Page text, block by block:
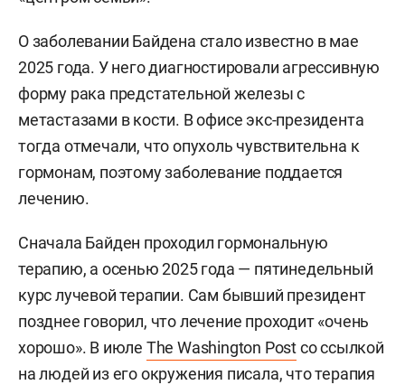
О заболевании Байдена стало известно в мае
2025 года. У него диагностировали агрессивную
форму рака предстательной железы с
метастазами в кости. В офисе экс-президента
тогда отмечали, что опухоль чувствительна к
гормонам, поэтому заболевание поддается
лечению.
Сначала Байден проходил гормональную
терапию, а осенью 2025 года — пятинедельный
курс лучевой терапии. Сам бывший президент
позднее говорил, что лечение проходит «очень
хорошо». В июле The Washington Postсо ссылкой
на людей из его окружения писала, что терапия